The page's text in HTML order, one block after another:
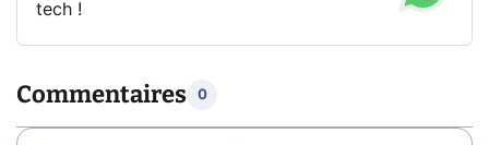
tech !
Commentaires 0